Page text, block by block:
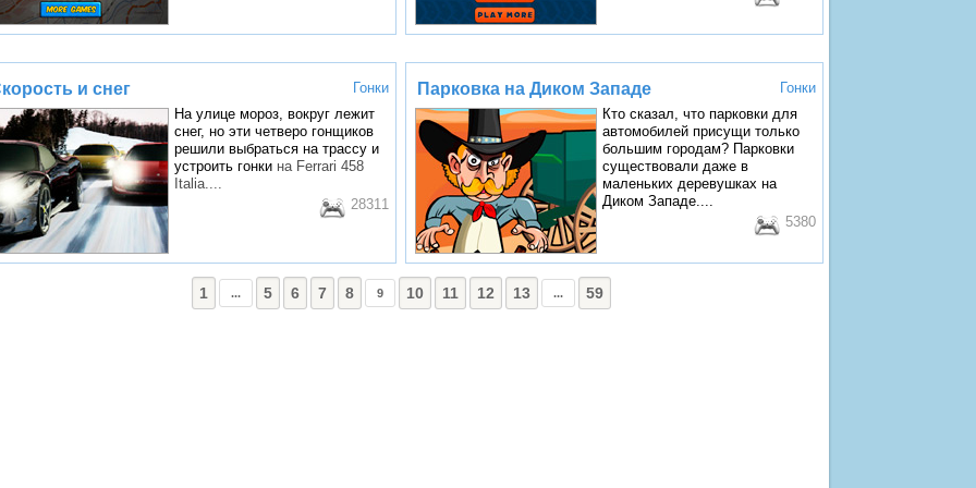
и снег
Гонки
На улице мороз, вокруг лежит
снег, но эти четверо гонщиков
решили выбраться на трассу и
устроить гонки на Ferrari 458
Italia....
28311
Парковка на Диком Западе
Гонки
Кто сказал, что парковки для
автомобилей присущи только
большим городам? Парковки
существовали даже в
маленьких деревушках на
Диком Западе....
5380
1 ... 5 6 7 8 9 10 11 12 13 ... 59